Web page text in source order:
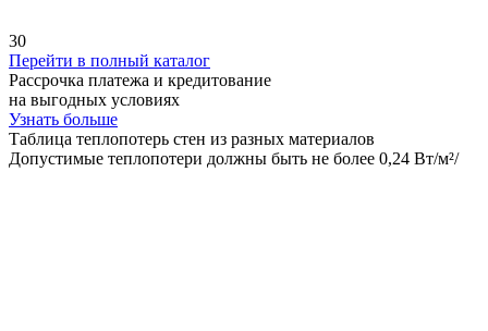
30
Перейти в полный каталог
Рассрочка платежа и кредитование
на выгодных условиях
Узнать больше
Таблица теплопотерь стен из разных материалов
Допустимые теплопотери должны быть не более 0,24 Вт/м²/